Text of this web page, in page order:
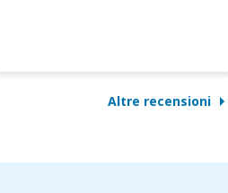
Altre recensioni